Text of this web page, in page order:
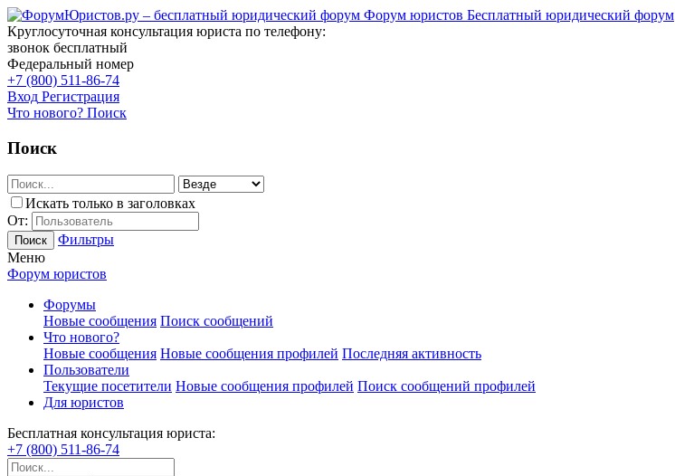
Форум юристов Бесплатный юридический форум
Круглосуточная консультация юриста по телефону:
звонок бесплатный
Федеральный номер
+7 (800) 511-86-74
Вход Регистрация
Что нового? Поиск
Поиск
Искать только в заголовках
От:
Поиск
Фильтры
Меню
Форум юристов
Форумы
Новые сообщения Поиск сообщений
Что нового?
Новые сообщения Новые сообщения профилей Последняя активность
Пользователи
Текущие посетители Новые сообщения профилей Поиск сообщений профилей
Для юристов
Бесплатная консультация юриста:
+7 (800) 511-86-74